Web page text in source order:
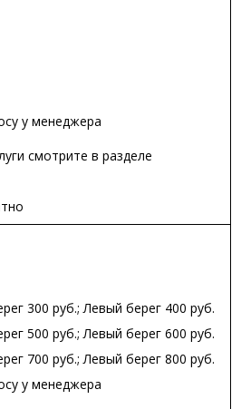
у менеджера
смотрите в разделе
300 руб.; Левый берег 400 руб.
500 руб.; Левый берег 600 руб.
700 руб.; Левый берег 800 руб.
у менеджера